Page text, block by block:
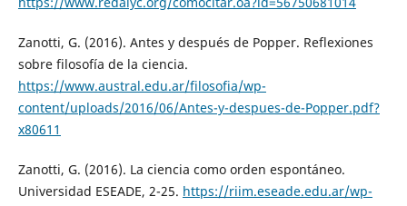
Zanotti, G. (2016). Antes y después de Popper. Reflexiones
sobre filosofía de la ciencia.
https://www.austral.edu.ar/filosofia/wp-
content/uploads/2016/06/Antes-y-despues-de-Popper.pdf?
x80611
Zanotti, G. (2016). La ciencia como orden espontáneo.
Universidad ESEADE, 2-25. https://riim.eseade.edu.ar/wp-